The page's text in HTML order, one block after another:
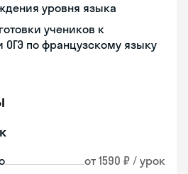
уровня языка
учеников к
ОГЭ по французскому языку
от 1590 ₽ / урок